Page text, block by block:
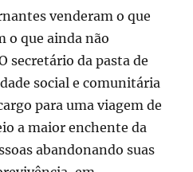
venderam o que
o que ainda não
secretário da pasta de
social e comunitária
para uma viagem de
a maior enchente da
abandonando suas